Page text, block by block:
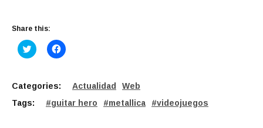
Share this:
C
l
t
o
s
h
C
l
s
h
Categories: Actualidad
Web
Tags:
guitar hero metallica videojuegos